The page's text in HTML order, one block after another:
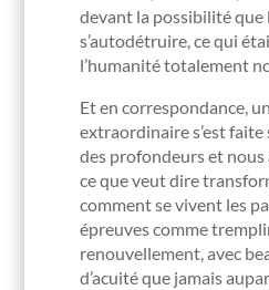
devant la possibilité que
s’autodétruire, ce qui
l’humanité totalement
Et en correspondance,
extraordinaire s’est
des profondeurs et
ce que veut dire
comment se vivent les
épreuves comme
renouvellement, avec
d’acuité que jamais